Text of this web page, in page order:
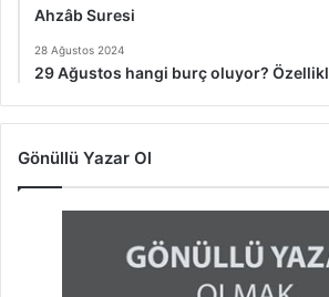
Ahzâb Suresi
28 Ağustos 2024
29 Ağustos hangi burç oluyor?
Gönüllü Yazar Ol